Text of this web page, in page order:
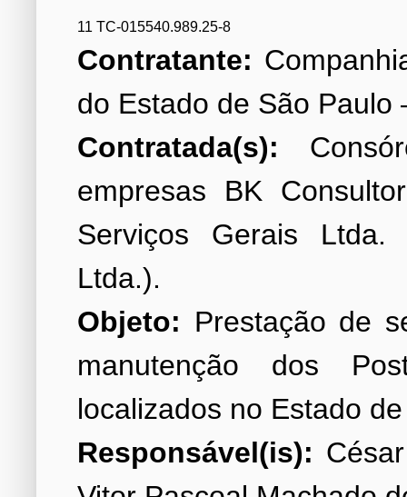
11 TC-015540.989.25-8
Contratante:
Contratada(s):
empresas BK
Serviços Gerais Ltda.
Objeto: Prestação de
manutenção dos
Responsável(is):